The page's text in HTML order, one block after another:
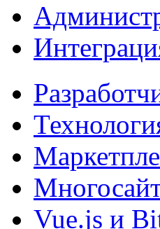
Vue.js и